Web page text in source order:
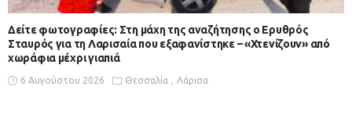
Δείτε φωτογραφίες: Στη μάχη της αναζήτησης ο Ερυθρός
Σταυρός για τη Λαρισαία που εξαφανίστηκε – «Χτενίζουν» από
χωράφια μέχρι γιαπιά
6 Αυγούστου 2026 Θεσσαλία Λάρισα